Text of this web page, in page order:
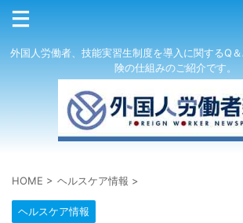
外国人労働者、技能実習生制度を導入に関するQ
険の仕組みのご紹介です。
HOME > ヘルスケア情報 >
ヘルスケア情報